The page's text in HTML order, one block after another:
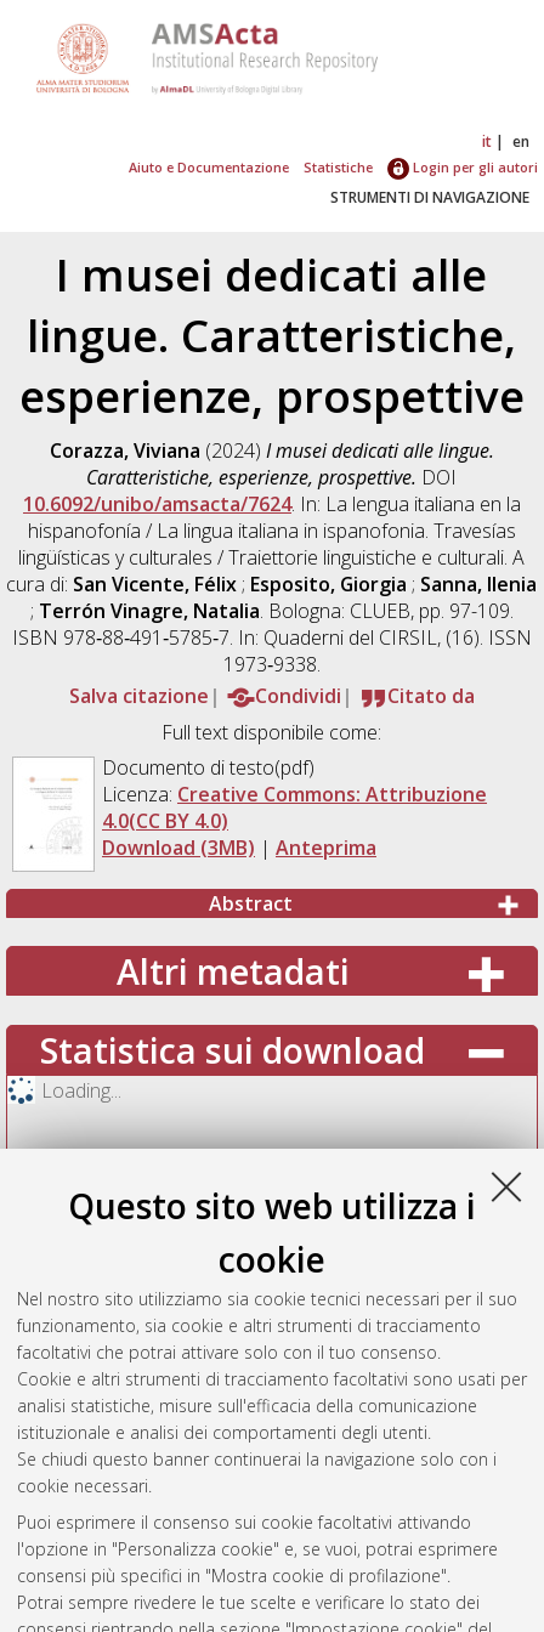
Questo sito web utilizza i
cookie
Nel nostro sito utilizziamo sia cookie tecnici necessari per il suo
funzionamento, sia cookie e altri strumenti di tracciamento
facoltativi che potrai attivare solo con il tuo consenso.
Cookie e altri strumenti di tracciamento facoltativi sono usati per
analisi statistiche, misure sull'efficacia della comunicazione
istituzionale e analisi dei comportamenti degli utenti.
Se chiudi questo banner continuerai la navigazione solo con i
cookie necessari.
Puoi esprimere il consenso sui cookie facoltativi attivando
l'opzione in "Personalizza cookie" e, se vuoi, potrai esprimere
consensi più specifici in "Mostra cookie di profilazione".
Potrai sempre rivedere le tue scelte e verificare lo stato dei
it en
Aiuto e Documentazione Statistiche Login per gli autori
STRUMENTI DI NAVIGAZIONE
I musei dedicati alle
lingue. Caratteristiche,
esperienze, prospettive
Corazza, Viviana (2024) I musei dedicati alle lingue.
Caratteristiche, esperienze, prospettive. DOI
10.6092/unibo/amsacta/7624. In: La lengua italiana en la
hispanofonía / La lingua italiana in ispanofonia. Travesías
lingüísticas y culturales / Traiettorie linguistiche e culturali. A
cura di: San Vicente, Félix; Esposito, Giorgia ; Sanna, Ilenia
; Terrón Vinagre, Natalia. Bologna: CLUEB, pp. 97-109.
ISBN 978‐88‐491‐5785‐7. In: Quaderni del CIRSIL, (16). ISSN
1973‐9338.
Salva citazione
Condividi
Citato da
Full text disponibile come:
Documento di testo(pdf)
Licenza: Creative Commons: Attribuzione
4.0(CC BY 4.0)
Download (3MB) | Anteprima
Abstract
Altri metadati
Statistica sui download
Loading...
Vedi altre statistiche
Gestione del documento:
Atom
AMS Acta
ISSN: 2038-7954
re3data.org -
doi.org/10.17616/R3P19R